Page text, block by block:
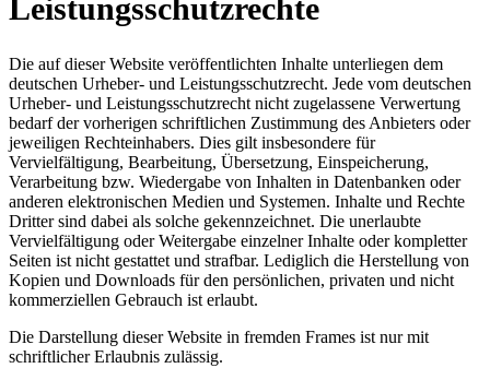
Leistungsschutzrechte
Die auf dieser Website veröffentlichten Inhalte unterliegen dem
deutschen Urheber- und Leistungsschutzrecht. Jede vom deutschen
Urheber- und Leistungsschutzrecht nicht zugelassene Verwertung
bedarf der vorherigen schriftlichen Zustimmung des Anbieters oder
jeweiligen Rechteinhabers. Dies gilt insbesondere für
Vervielfältigung, Bearbeitung, Übersetzung, Einspeicherung,
Verarbeitung bzw. Wiedergabe von Inhalten in Datenbanken oder
anderen elektronischen Medien und Systemen. Inhalte und Rechte
Dritter sind dabei als solche gekennzeichnet. Die unerlaubte
Vervielfältigung oder Weitergabe einzelner Inhalte oder kompletter
Seiten ist nicht gestattet und strafbar. Lediglich die Herstellung von
Kopien und Downloads für den persönlichen, privaten und nicht
kommerziellen Gebrauch ist erlaubt.
Die Darstellung dieser Website in fremden Frames ist nur mit
schriftlicher Erlaubnis zulässig.